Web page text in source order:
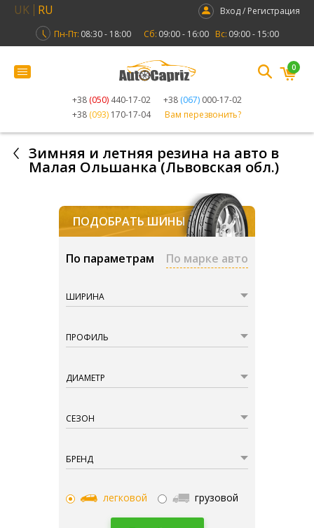
UK RU
Вход / Регистрация
Пн-Пт: 08:30 - 18:00 Сб: 09:00 - 16:00 Вс: 09:00 - 15:00
+38 (050) 440-17-02 +38 (067) 000-17-02
+38 (093) 170-17-04 Вам перезвонить?
0
Зимняя и летняя резина на авто в
Малая Ольшанка (Львовская обл.)
ПОДОБРАТЬ ШИНЫ
По параметрам По марке авто
ШИРИНА
ПРОФИЛЬ
ДИАМЕТР
СЕЗОН
БРЕНД
легковой грузовой